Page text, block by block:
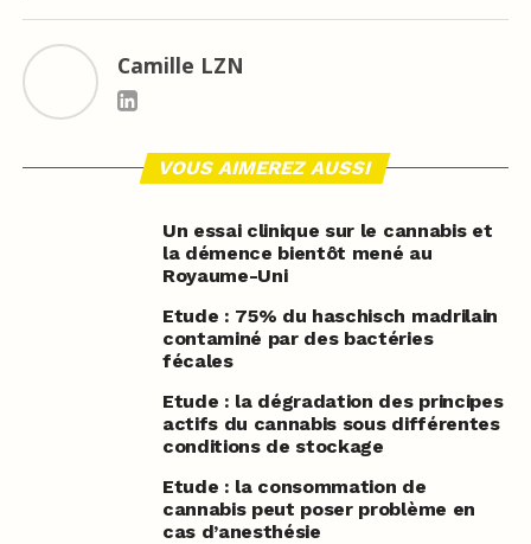
Camille LZN
VOUS AIMEREZ AUSSI
Un essai clinique sur le cannabis et
la démence bientôt mené au
Royaume-Uni
Etude : 75% du haschisch madrilain
contaminé par des bactéries
fécales
Etude : la dégradation des principes
actifs du cannabis sous différentes
conditions de stockage
Etude : la consommation de
cannabis peut poser problème en
cas d’anesthésie